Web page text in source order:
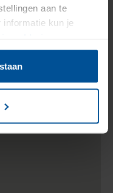
aan te
kun je